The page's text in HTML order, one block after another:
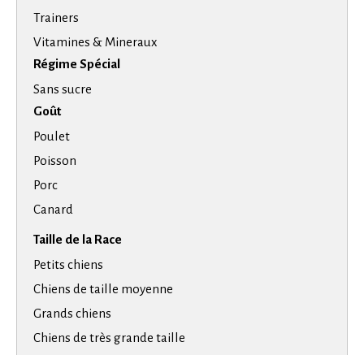
Trainers
Vitamines & Mineraux
Régime Spécial
Sans sucre
Goût
Poulet
Poisson
Porc
Canard
Taille de la Race
Petits chiens
Chiens de taille moyenne
Grands chiens
Chiens de très grande taille